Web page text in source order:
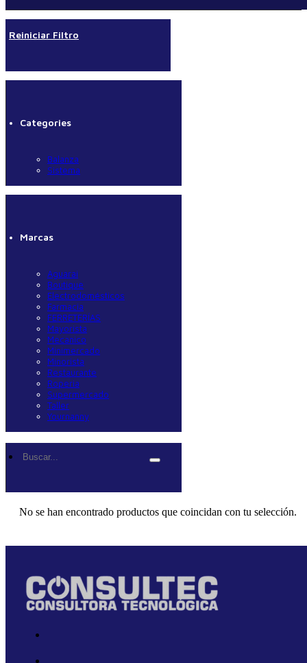
Reiniciar Filtro
Categories
Balanza
Sistema
Marcas
Aguarai
Boutique
Electrodomésticos
Farmacia
FERRETERÍAS
Mayorista
Mecanico
Minimercado
Minorista
Restaurante
Roperia
Supermercado
Taller
Yournanny
Buscar...
No se han encontrado productos que coincidan con tu selección.